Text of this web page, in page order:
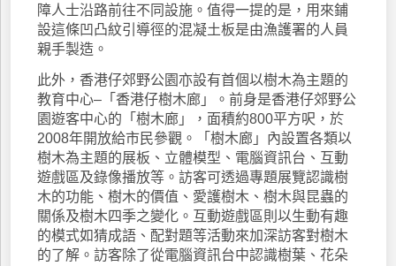
障人士沿路前往不同設施。值得一提的是，用來鋪
設這條凹凸紋引導徑的混凝土板是由漁護署的人員
親手製造。
此外，香港仔郊野公園亦設有首個以樹木為主題的
教育中心–「香港仔樹木廊」。前身是香港仔郊野公
園遊客中心的「樹木廊」，面積約800平方呎，於
2008年開放給市民參觀。「樹木廊」內設置各類以
樹木為主題的展板、立體模型、電腦資訊台、互動
遊戲區及錄像播放等。訪客可透過專題展覽認識樹
木的功能、樹木的價值、愛護樹木、樹木與昆蟲的
關係及樹木四季之變化。互動遊戲區則以生動有趣
的模式如猜成語、配對題等活動來加深訪客對樹木
的了解。訪客除了從電腦資訊台中認識樹葉、花朵